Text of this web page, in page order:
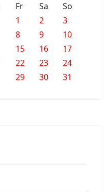
Fr Sa
So
1 2
3
8 9
10
15 16
17
22 23
24
29 30 31